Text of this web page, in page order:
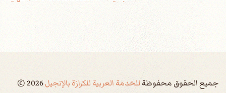
جميع الحقوق محفوظةللخدمة العربية للكرازة بالإنجيل ©2026